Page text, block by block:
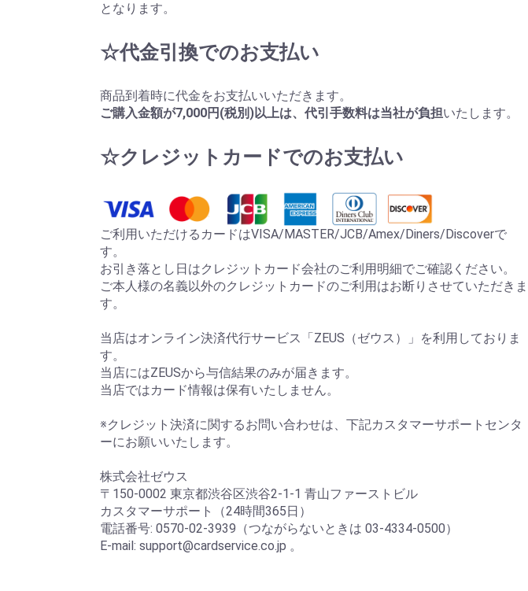
となります。
☆代金引換でのお支払い
商品到着時に代金をお支払いいただきます。
ご購入金額が7,000円(税別)以上は、代引手数料は当社が負担いたします。
☆クレジットカードでのお支払い
ご利用いただけるカードはVISA/MASTER/JCB/Amex/Diners/Discoverで
す。
お引き落とし日はクレジットカード会社のご利用明細でご確認ください。
ご本人様の名義以外のクレジットカードのご利用はお断りさせていただきま
す。
当店はオンライン決済代行サービス「ZEUS（ゼウス）」を利用しておりま
す。
当店にはZEUSから与信結果のみが届きます。
当店ではカード情報は保有いたしません。
※クレジット決済に関するお問い合わせは、下記カスタマーサポートセンタ
ーにお願いいたします。
株式会社ゼウス
〒150-0002 東京都渋谷区渋谷2-1-1 青山ファーストビル
カスタマーサポート（24時間365日）
電話番号: 0570-02-3939（つながらないときは 03-4334-0500）
E-mail: support@cardservice.co.jp 。